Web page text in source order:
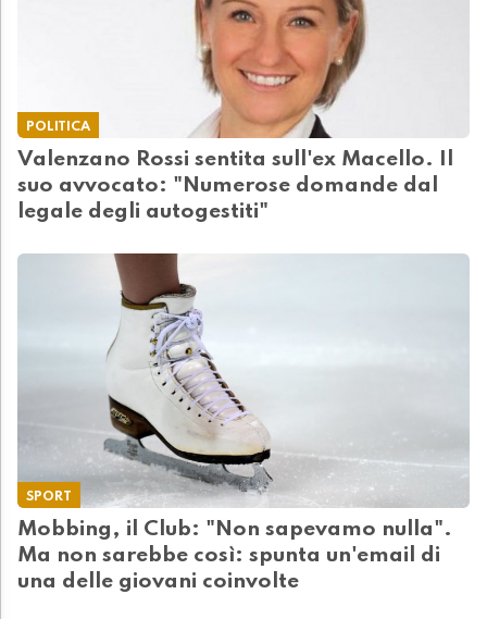
POLITICA
Valenzano Rossi sentita sull'ex Macello. Il
suo avvocato: "Numerose domande dal
legale degli autogestiti"
SPORT
Mobbing, il Club: "Non sapevamo nulla".
Ma non sarebbe così: spunta un'email di
una delle giovani coinvolte